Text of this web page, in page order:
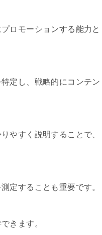
ロモーションする能力と
定し、戦略的にコンテン
やすく説明することで、
定することも重要です。
きます。